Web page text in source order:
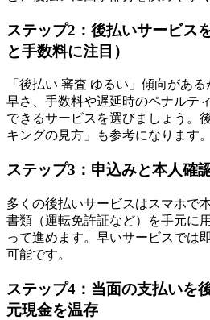
ステップ2：後払いサービス
と手数料に注目）
「後払い 審査 ゆるい」傾向があ
早さ、手数料や遅延時のペナルテ
できるサービスを選びましょう。
キングの見方」も参考になります。
ステップ3：申込みと本人確
多くの後払いサービスはスマホで
書類（運転免許証など）を手元に
って進めます。早いサービスでは
可能です。
ステップ4：当面の支払いを
元現金を温存